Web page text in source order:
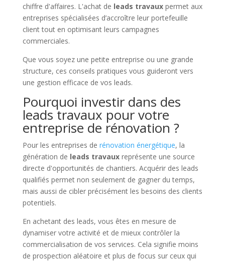
chiffre d'affaires. L'achat de leads travauxpermet aux
entreprises spécialisées d’accroître leur portefeuille
client tout en optimisant leurs campagnes
commerciales.
Que vous soyez une petite entreprise ou une grande
structure, ces conseils pratiques vous guideront vers
une gestion efficace de vos leads.
Pourquoi investir dans des
leads travaux pour votre
entreprise de rénovation ?
Pour les entreprises de rénovation énergétique, la
génération de leads travauxreprésente une source
directe d'opportunités de chantiers. Acquérir des leads
qualifiés permet non seulement de gagner du temps,
mais aussi de cibler précisément les besoins des clients
potentiels.
En achetant des leads, vous êtes en mesure de
dynamiser votre activité et de mieux contrôler la
commercialisation de vos services. Cela signifie moins
de prospection aléatoire et plus de focus sur ceux qui